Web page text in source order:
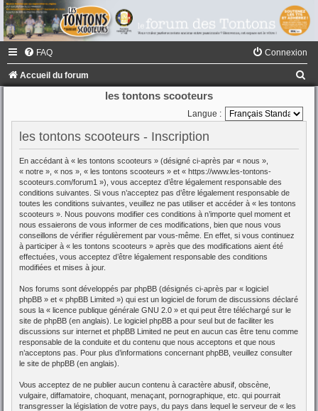
FAQ Connexion
Accueil du forum
les tontons scooteurs
Langue :
les tontons scooteurs - Inscription
En accédant à « les tontons scooteurs » (désigné ci-après par « nous »,
« notre », « nos », « les tontons scooteurs » et « https://www.les-tontons-
scooteurs.com/forum1 »), vous acceptez d’être légalement responsable des
conditions suivantes. Si vous n’acceptez pas d’être légalement responsable de
toutes les conditions suivantes, veuillez ne pas utiliser et accéder à « les tontons
scooteurs ». Nous pouvons modifier ces conditions à n’importe quel moment et
nous essaierons de vous informer de ces modifications, bien que nous vous
conseillons de vérifier régulièrement par vous-même. En effet, si vous continuez
à participer à « les tontons scooteurs » après que des modifications aient été
effectuées, vous acceptez d’être légalement responsable des conditions
modifiées et mises à jour.
Nos forums sont développés par phpBB (désignés ci-après par « logiciel
phpBB » et « phpBB Limited ») qui est un logiciel de forum de discussions déclaré
sous la « licence publique générale GNU 2.0 » et qui peut être téléchargé sur le
site de phpBB (en anglais). Le logiciel phpBB a pour seul but de faciliter les
discussions sur internet et phpBB Limited ne peut en aucun cas être tenu comme
responsable de la conduite et du contenu que nous acceptons et que nous
n’acceptons pas. Pour plus d’informations concernant phpBB, veuillez consulter
le site de phpBB (en anglais).
Vous acceptez de ne publier aucun contenu à caractère abusif, obscène,
vulgaire, diffamatoire, choquant, menaçant, pornographique, etc. qui pourrait
transgresser la législation de votre pays, du pays dans lequel le serveur de « les